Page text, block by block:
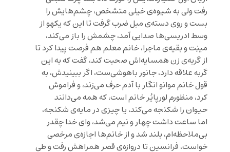
رفت ولی به شیوه‌‌ی خیلی متشخص، چشم‌هایش را
بست و روی دسته‌ی مبل ضرب گرفت تا این که یکهو از
وسط ادریسی‌ها صدایی آمد، چشمش را‌ باز می‌کند،
مینِت و بقیه‌ی ماجرا، خانم معلم هم فرصت پیدا کرد تا
از گربه‌ی زن همسایه‌اش صحبت کند، گفت که به این
گربه علاقه دارد، جانور باهوشی‌ست، اگر ببینیدش، به
قول خانم موانو انگار با آدم حرف می‌زند، و فراموش
کرد، منظورم لورپایُر خانم است، که همه‌ می‌دانند
حیوان را شکنجه می‌کند، یا چیزی در مایه‌ی شکنجه،
اما ساعت داشت چهار و نیم می‌شد، وای خدا چقدر
بی‌ملاحظه‌ام، بلند شد و از خانم‌ها اجازه‌ی مرخصی
خواست، فرانسین تا دروازه‌ی قصر همراهش رفت و طی